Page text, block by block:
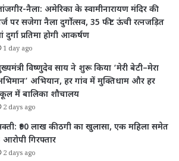
नैला: अमेरिका के स्वामीनारायण मंदिर की
पर सजेगा नैला दुर्गोत्सव, 35 फीट ऊंची रत्नजड़ित
दुर्गा प्रतिमा होगी आकर्षण
1 day ago
विष्णुदेव साय ने शुरू किया ‘मेरी बेटी–मेरा
अभियान, हर गांव में मुक्तिधाम और हर
में बालिका शौचालय
2 days ago
₹90 लाख की ठगी का खुलासा, एक महिला समेत
आरोपी गिरफ्तार
2 days ago